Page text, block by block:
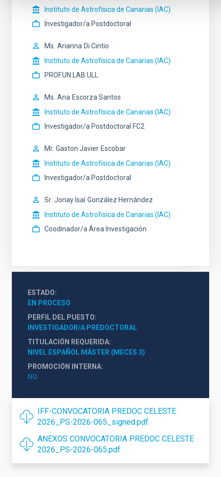
Instituto de Astrofísica de Canarias (IAC)
Investigador/a Postdoctoral
Ms. Arianna Di Cintio
Instituto de Astrofísica de Canarias (IAC)
PROF.UN.LAB.ULL
Ms. Ana Escorza Santos
Instituto de Astrofísica de Canarias (IAC)
Investigador/a Postdoctoral FC2
Mr. Gaston Javier Escobar
Instituto de Astrofísica de Canarias (IAC)
Investigador/a Postdoctoral
Sr. Jonay Isaí González Hernández
Instituto de Astrofísica de Canarias (IAC)
Coodinador/a Área Investigación
ESTADO
EN PROCESO
PERFIL DEL PUESTO
INVESTIGADOR/A PREDOCTORAL
TITULACIÓN REQUERIDA
NIVEL ESPAÑOL MÁSTER (MECES 3)
PROMOCIÓN INTERNA
NO
IFF-CONVOCATORIA PREDOC CELESTE
2026_PS-2026-065_signed.pdf
ANEXOS CONVOCATORIA PREDOC CELESTE
2026_PS-2026-065.pdf